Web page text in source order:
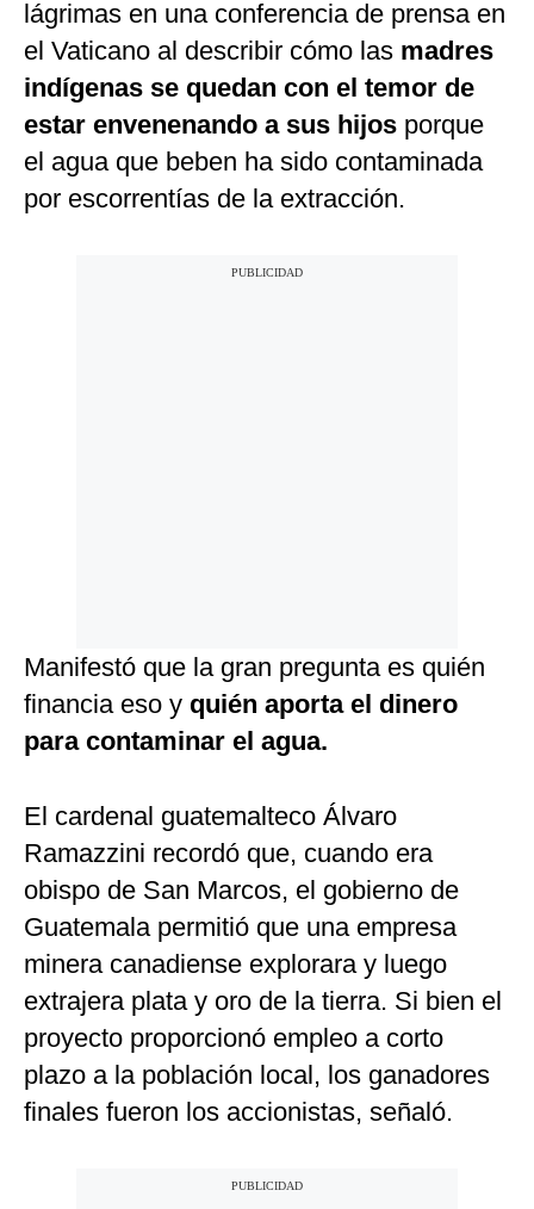
lágrimas en una conferencia de prensa en
el Vaticano al describir cómo las madres
indígenas se quedan con el temor de
estar envenenando a sus hijos porque
el agua que beben ha sido contaminada
por escorrentías de la extracción.
Manifestó que la gran pregunta es quién
financia eso y quién aporta el dinero
para contaminar el agua.
El cardenal guatemalteco Álvaro
Ramazzini recordó que, cuando era
obispo de San Marcos, el gobierno de
Guatemala permitió que una empresa
minera canadiense explorara y luego
extrajera plata y oro de la tierra. Si bien el
proyecto proporcionó empleo a corto
plazo a la población local, los ganadores
finales fueron los accionistas, señaló.